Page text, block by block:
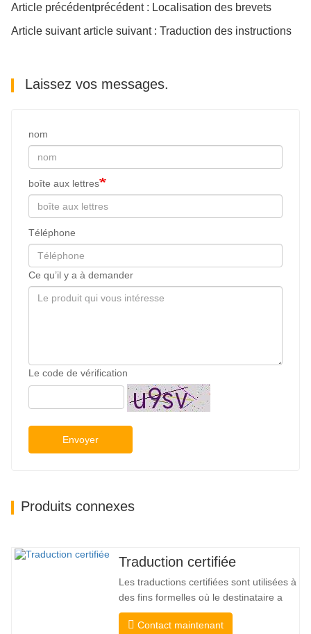
Article précédentprécédent : Localisation des brevets
Article suivant article suivant : Traduction des instructions
Laissez vos messages.
nom
boîte aux lettres
Téléphone
Ce qu’il y a à demander
Le code de vérification
Envoyer
Produits connexes
Traduction certifiée
Les traductions certifiées sont utilisées à
des fins formelles où le destinataire a
besoin d'une confirmation pour
confirmer l'exactitude et l'exhaustivité de
Contact maintenant